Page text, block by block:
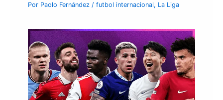
Por Paolo Fernández /futbol internacional, La Liga